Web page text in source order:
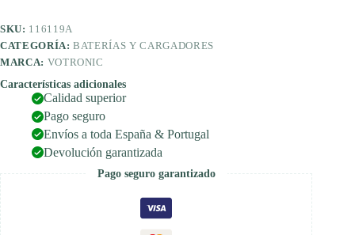
SKU: 116119A
CATEGORÍA:BATERÍAS Y CARGADORES
MARCA: VOTRONIC
Características adicionales
Calidad superior
Pago seguro
Envíos a toda España & Portugal
Devolución garantizada
Pago seguro garantizado